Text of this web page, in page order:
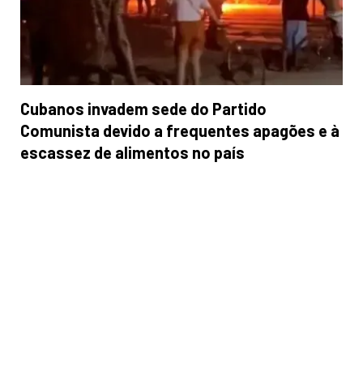
Cubanos invadem sede do Partido
Comunista devido a frequentes apagões e à
escassez de alimentos no país